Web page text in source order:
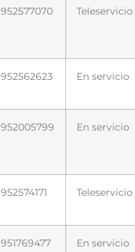
952577070 Teleservicio
952562623 En servicio
952005799 En servicio
952574171 Teleservicio
951769477 En servicio